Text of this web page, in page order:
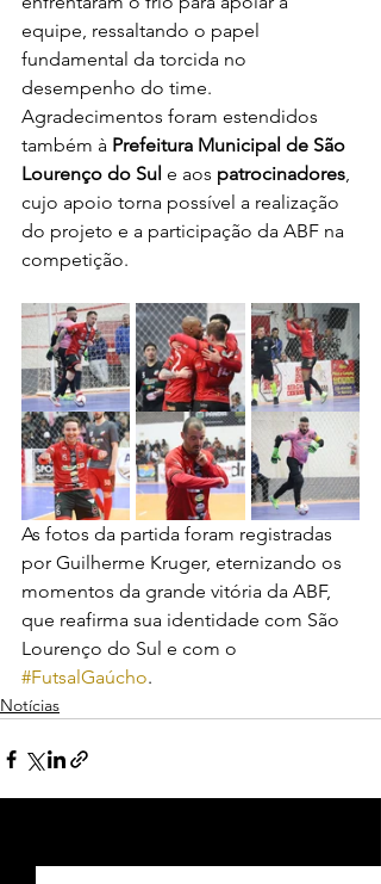
equipe, ressaltando o papel
fundamental da torcida no
desempenho do time.
Agradecimentos foram estendidos
também à Prefeitura Municipal de São
Lourenço do Sul e aos patrocinadores,
cujo apoio torna possível a realização
do projeto e a participação da ABF na
competição.
As fotos da partida foram registradas
por Guilherme Kruger, eternizando os
momentos da grande vitória da ABF,
que reafirma sua identidade com São
Lourenço do Sul e com o
#FutsalGaúcho.
Notícias